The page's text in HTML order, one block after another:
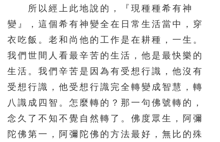
所以經上此地說的，『現種種希有神
變』，這個希有神變全在日常生活當中，穿
衣吃飯。老和尚他的工作是在耕種，一生。
我們世間人看最辛苦的生活，他是最快樂的
生活。我們辛苦是因為有受想行識，他沒有
受想行識，他受想行識完全轉變成智慧，轉
八識成四智。怎麼轉的？那一句佛號轉的，
念久了不知不覺自然轉了。佛度眾生，阿彌
陀佛第一，阿彌陀佛的方法最好，無比的殊